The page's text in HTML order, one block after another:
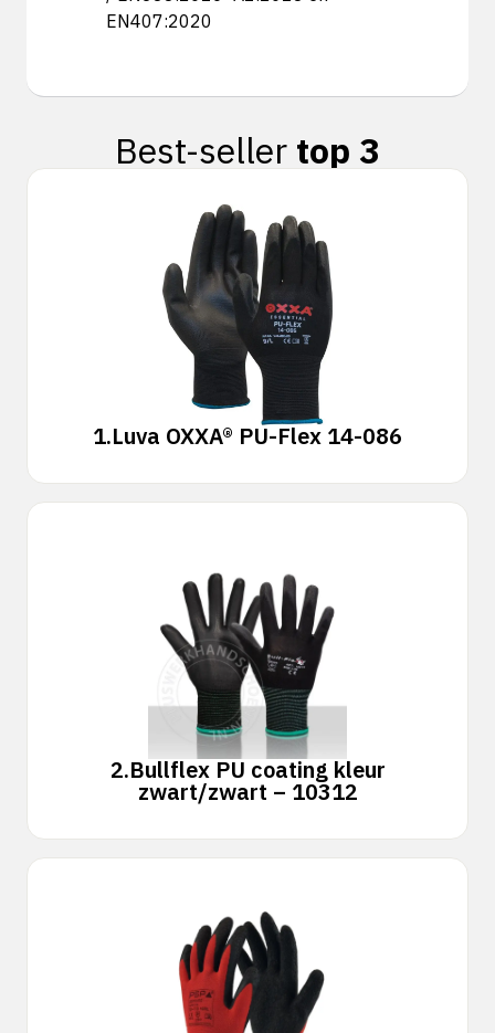
EN407:2020
Best-seller top 3
1.Luva OXXA® PU-Flex 14-086
2.Bullflex PU coating kleur
zwart/zwart – 10312